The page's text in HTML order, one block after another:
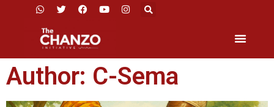
Author: C-Sema